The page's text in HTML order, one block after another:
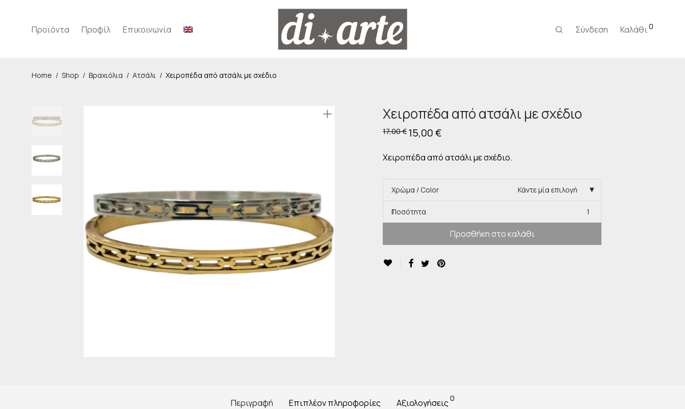
Προϊόντα Προφίλ Επικοινωνία Σύνδεση Καλάθι0
Home / Shop / Βραχιόλια / Ατσάλι / Χειροπέδα από ατσάλι με σχέδιο
Χειροπέδα από ατσάλι με σχέδιο
17,00€ Original
price
17,00 €.
15,00€
είναι:
15,00 €.
Χειροπέδα από ατσάλι με σχέδιο.
Χρώμα / Color Κάντε μία επιλογή
Ποσότητα
1
Προσθήκη στο καλάθι
Περιγραφή Επιπλέον πληροφορίες Αξιολογήσεις 0